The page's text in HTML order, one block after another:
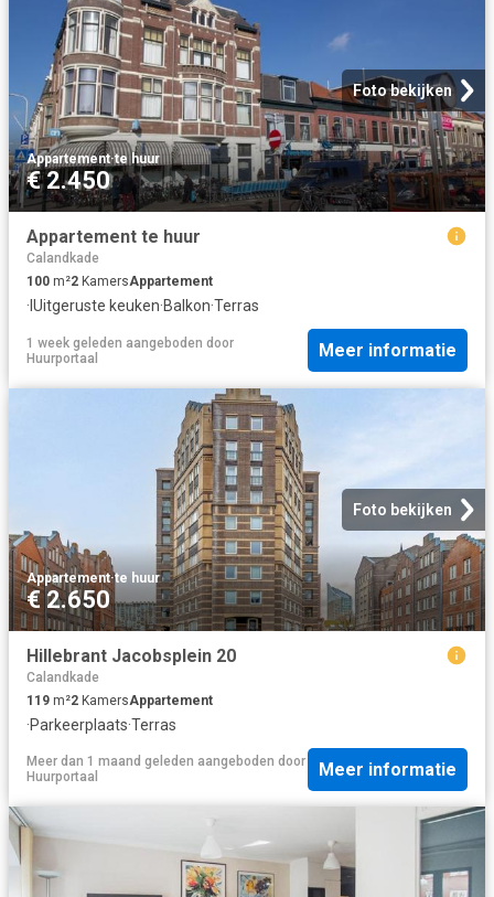
Foto bekijken
Appartement·te huur
€ 2.450
Appartement te huur
Calandkade
100 m²2 KamersAppartement
· IUitgeruste keuken·Balkon·Terras
1 week geleden aangeboden door
Huurportaal
Meer informatie
Foto bekijken
Appartement·te huur
€ 2.650
Hillebrant Jacobsplein 20
Calandkade
119 m²2 KamersAppartement
·Parkeerplaats·Terras
Meer dan 1 maand geleden aangeboden door
Huurportaal
Meer informatie